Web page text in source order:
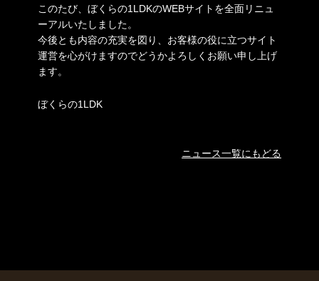
このたび、ぼくらの1LDKのWEBサイトを全面リニュ
ーアルいたしました。
今後とも内容の充実を図り、お客様の役に立つサイト
運営を心がけますのでどうかよろしくお願い申し上げ
ます。
ぼくらの1LDK
ニュース一覧にもどる